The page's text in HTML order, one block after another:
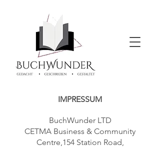
IMPRESSUM
BuchWunder LTD
CETMA Business & Community
Centre,154 Station Road,